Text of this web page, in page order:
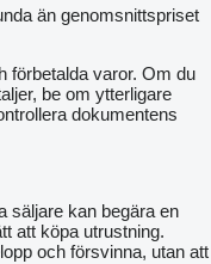
än genomsnittspriset
förbetalda varor. Om du
be om ytterligare
dokumentens
säljare kan begära en
att köpa utrustning.
och försvinna, utan att